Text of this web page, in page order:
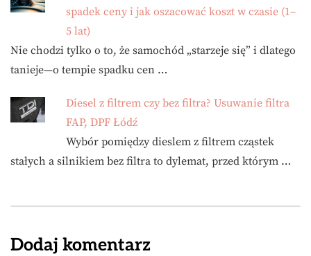
spadek ceny i jak oszacować koszt w czasie (1–
5 lat)
Nie chodzi tylko o to, że samochód „starzeje się” i dlatego
tanieje—o tempie spadku cen …
Diesel z filtrem czy bez filtra? Usuwanie filtra
FAP, DPF Łódź
Wybór pomiędzy dieslem z filtrem cząstek
stałych a silnikiem bez filtra to dylemat, przed którym …
Dodaj komentarz